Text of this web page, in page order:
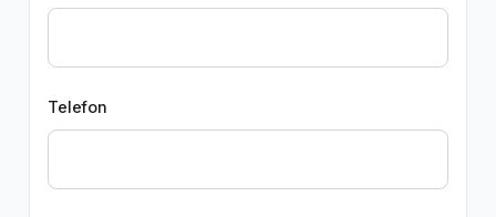
Telefon